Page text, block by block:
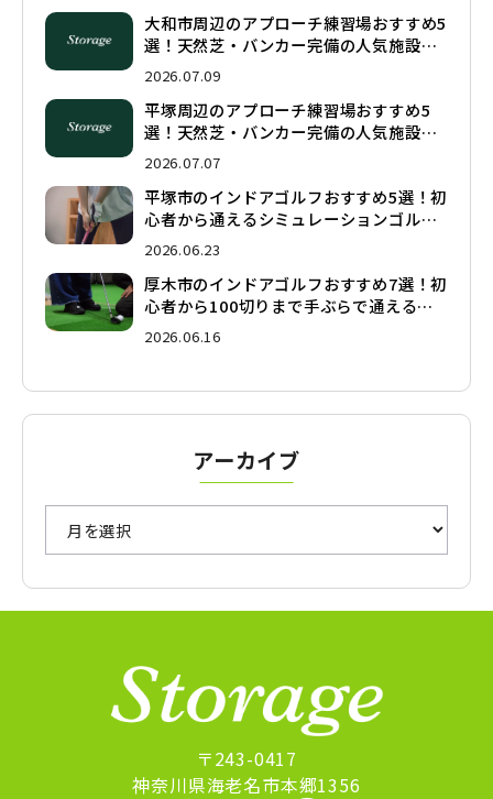
大和市周辺のアプローチ練習場おすすめ5
選！天然芝・バンカー完備の人気施設を
徹底比較
2026.07.09
平塚周辺のアプローチ練習場おすすめ5
選！天然芝・バンカー完備の人気施設を
徹底比較
2026.07.07
平塚市のインドアゴルフおすすめ5選！初
心者から通えるシミュレーションゴルフ
を徹底比較
2026.06.23
厚木市のインドアゴルフおすすめ7選！初
心者から100切りまで手ぶらで通えるシ
ミュレーションゴルフを徹底比較
2026.06.16
アーカイブ
ー
カ
〒243-0417
神奈川県海老名市本郷1356